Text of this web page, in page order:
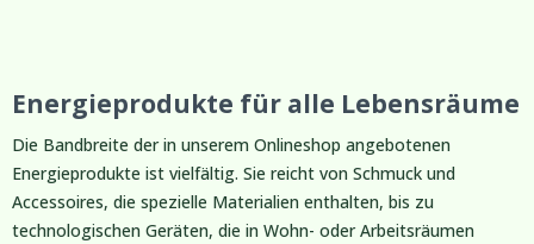
Energieprodukte für alle Lebensräume
Die Bandbreite der in unserem Onlineshop angebotenen
Energieprodukte ist vielfältig. Sie reicht von Schmuck und
Accessoires, die spezielle Materialien enthalten, bis zu
technologischen Geräten, die in Wohn- oder Arbeitsräumen